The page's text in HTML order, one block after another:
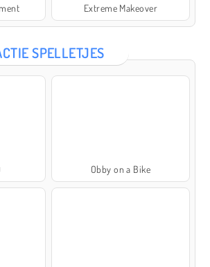
Extreme Makeover
SPELLETJES
Obby on a Bike